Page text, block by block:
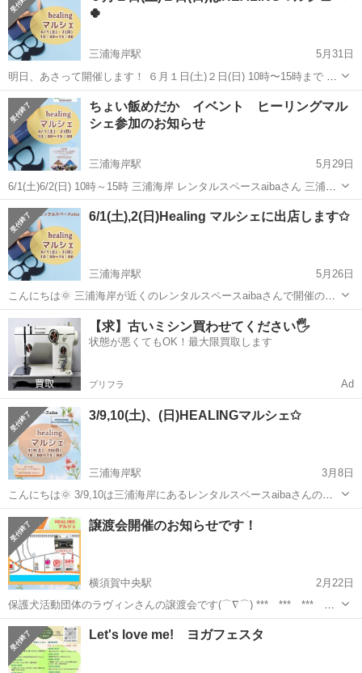
🍀
三浦海岸駅
5月31日
明日、あさって開催します！ ６月１日(土)２日(日) 10時〜15時まで 三
浦市の三浦海岸の目の前にあります レンタルスペースaibaの会場で
（元 三浦海岸ホテルあいば） ✨HEALINGマルシェ✨ 開催いたしま
す！ ...
神奈川 三浦市 三浦海岸駅 その他 ヒーリング
ちょい飯めだか イベント ヒーリングマル
シェ参加のお知らせ
三浦海岸駅
5月29日
6/1(土)6/2(日) 10時～15時 三浦海岸 レンタルスペースaibaさん 三浦市
南下浦町上宮田1119 にてヒーリングマルシェが開催されます🎵 今回
ちょい飯めだかは、めだかの販売とハンドメイド作品の物販で参加
さ...
神奈川 三浦市 三浦海岸駅
6/1(土),2(日)Healing マルシェに出店します✩
三浦海岸駅
5月26日
こんにちは🌞 三浦海岸が近くのレンタルスペースaibaさんで開催の
HEALINGマルシェにMMSブースで出店させていただきます！ メニュ
ーは ✨DNAアクティベーション®︎ いつも、なぜかきてしまった！なぜ
か気になってき...
神奈川 三浦市 三浦海岸駅 その他 マルシェ
【求】古いミシン買わせてください🖐️
状態が悪くてもOK！最大限買取します
プリフラ Ad
3/9,10(土)、(日)HEALINGマルシェ✩
三浦海岸駅
3月8日
こんにちは🌞 3/9,10は三浦海岸にあるレンタルスペースaibaさんの
HEALINGマルシェに出店させていただきます^ ^ MMSのブースでは ・
DNAアクティベーション®︎ ご自身の本質に繋がる、そして活性化させ
るセッ...
神奈川 三浦市 三浦海岸駅 その他 マルシェ
譲渡会開催のお知らせです！
横須賀中央駅
2月22日
保護犬活動団体のラヴィンさんの譲渡会です(⌒∇⌒) *** *** ***
*** *** *** *** 開催日 2月25日㈰ ※今週末 時間 10時～12
時 場所 レンタルスペースaiba 保...
神奈川 三浦市 横須賀中央駅 その他 保護犬
Let's love me! ヨガフェスタ